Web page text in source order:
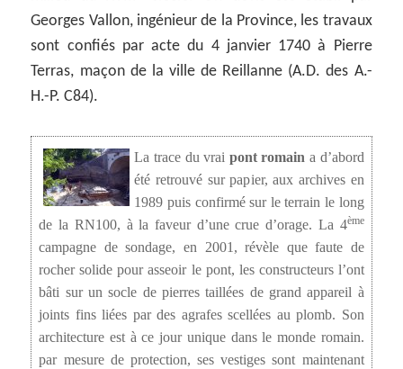
Georges Vallon, ingénieur de la Province, les travaux
sont confiés par acte du 4 janvier 1740 à Pierre
Terras, maçon de la ville de Reillanne (A.D. des A.-
H.-P. C84).
La trace du vrai pont romain a d’abord
été retrouvé sur papier, aux archives en
1989 puis confirmé sur le terrain le long
de la RN100, à la faveur d’une crue d’orage. La 4ème
campagne de sondage, en 2001, révèle que faute de
rocher solide pour asseoir le pont, les constructeurs l’ont
bâti sur un socle de pierres taillées de grand appareil à
joints fins liées par des agrafes scellées au plomb. Son
architecture est à ce jour unique dans le monde romain.
par mesure de protection, ses vestiges sont maintenant